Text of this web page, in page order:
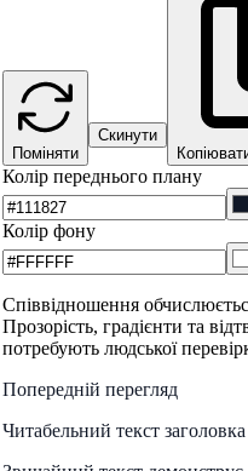
Поміняти
Скинути
Колір переднього плану
Колір фону
Співвідношення
Прозорість, градієнти та
потребують людської
Попередній перегляд
Читабельний текст заголовка